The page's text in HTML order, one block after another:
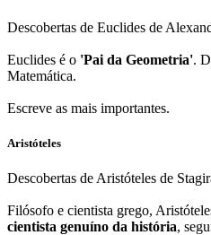
Descobertas de Euclides de
Euclides é o 'Pai da Geometria'.
Matemática.
Escreve as mais importantes.
Aristóteles
Descobertas de Aristóteles de
Filósofo e cientista grego,
cientista genuíno da história,